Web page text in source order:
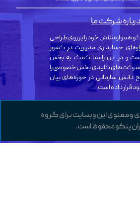
و معنوی این وبسایت برای گروه
پنکو محفوظ است.
همواره تلاش خود را بر روی طراحی
حسابداری مدیریت در کشور
و در این راستا کمک به بخش
شرکت‌های کلیدی بخش خصوصی را
سازمانی در حوزه‌های بیان
قرار داده است.
شرکت ما